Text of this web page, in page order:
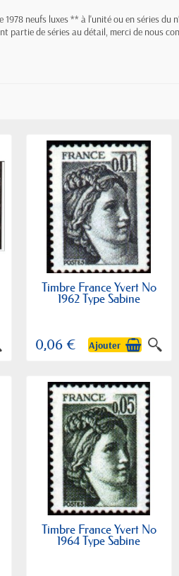
1978 neufs luxes ** à l'unité ou en séries
partie de séries au détail, merci de nous
Timbre France Yvert No
1962 Type Sabine
0,06 € Ajouter
Timbre France Yvert No
1964 Type Sabine